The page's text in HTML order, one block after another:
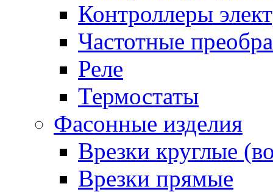
Контроллеры
Частотные
Реле
Термостаты
Фасонные изделия
Врезки круглые
Врезки прямые